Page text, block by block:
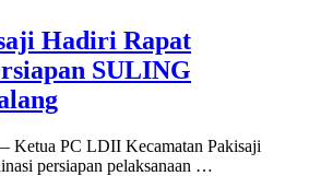
Hadiri Rapat
SULING
Ketua PC LDII Kecamatan Pakisaji
persiapan pelaksanaan …